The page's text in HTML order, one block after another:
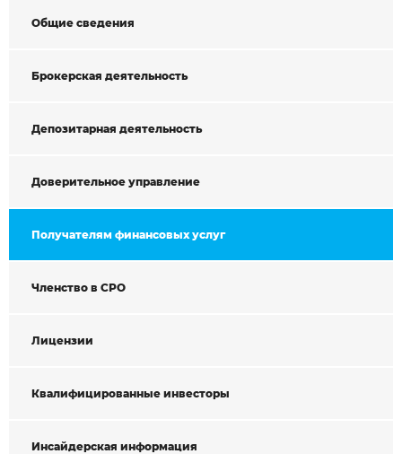
Общие сведения
Брокерская деятельность
Депозитарная деятельность
Доверительное управление
Получателям финансовых услуг
Членство в СРО
Лицензии
Квалифицированные инвесторы
Инсайдерская информация